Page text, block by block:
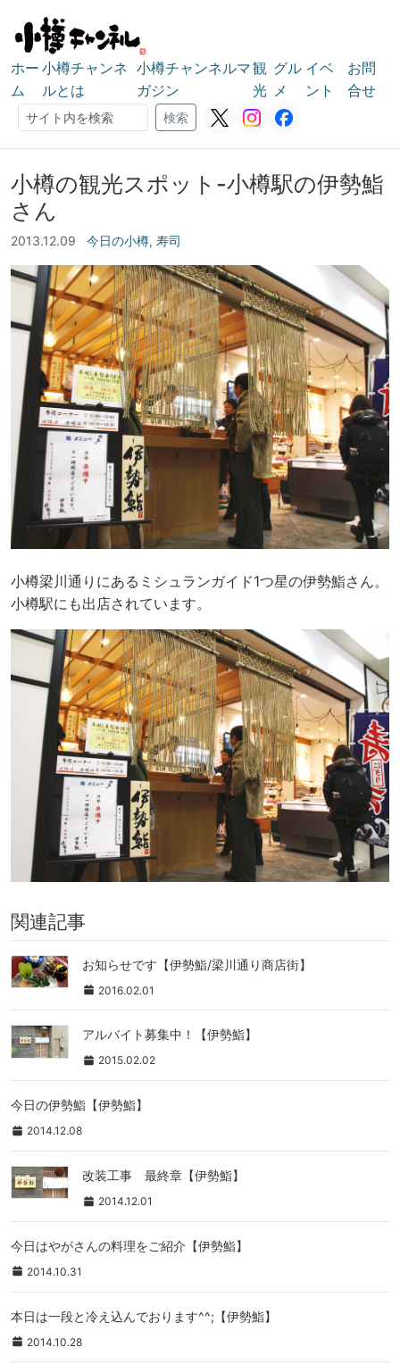
ホー
ム
小樽チャンネ
ルとは
小樽チャンネルマ
ガジン
観
光
グル
メ
イベ
ント
お問
合せ
検索
検索
小樽の観光スポット-小樽駅の伊勢鮨
さん
2013.12.09 今日の小樽, 寿司
小樽梁川通りにあるミシュランガイド1つ星の伊勢鮨さん。
小樽駅にも出店されています。
関連記事
お知らせです【伊勢鮨/梁川通り商店街】
2016.02.01
アルバイト募集中！【伊勢鮨】
2015.02.02
今日の伊勢鮨【伊勢鮨】
2014.12.08
改装工事 最終章【伊勢鮨】
2014.12.01
今日はやがさんの料理をご紹介【伊勢鮨】
2014.10.31
本日は一段と冷え込んでおります^^;【伊勢鮨】
2014.10.28